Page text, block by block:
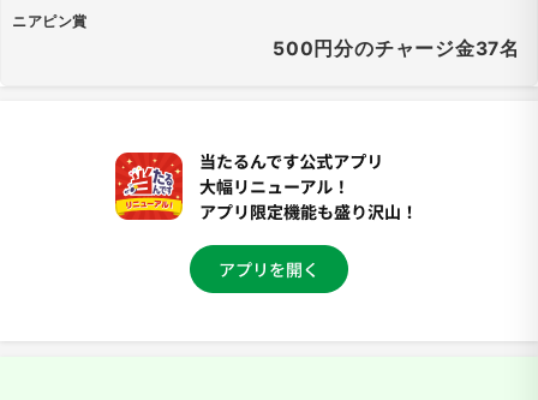
ニアピン賞
500円分のチャージ金37名